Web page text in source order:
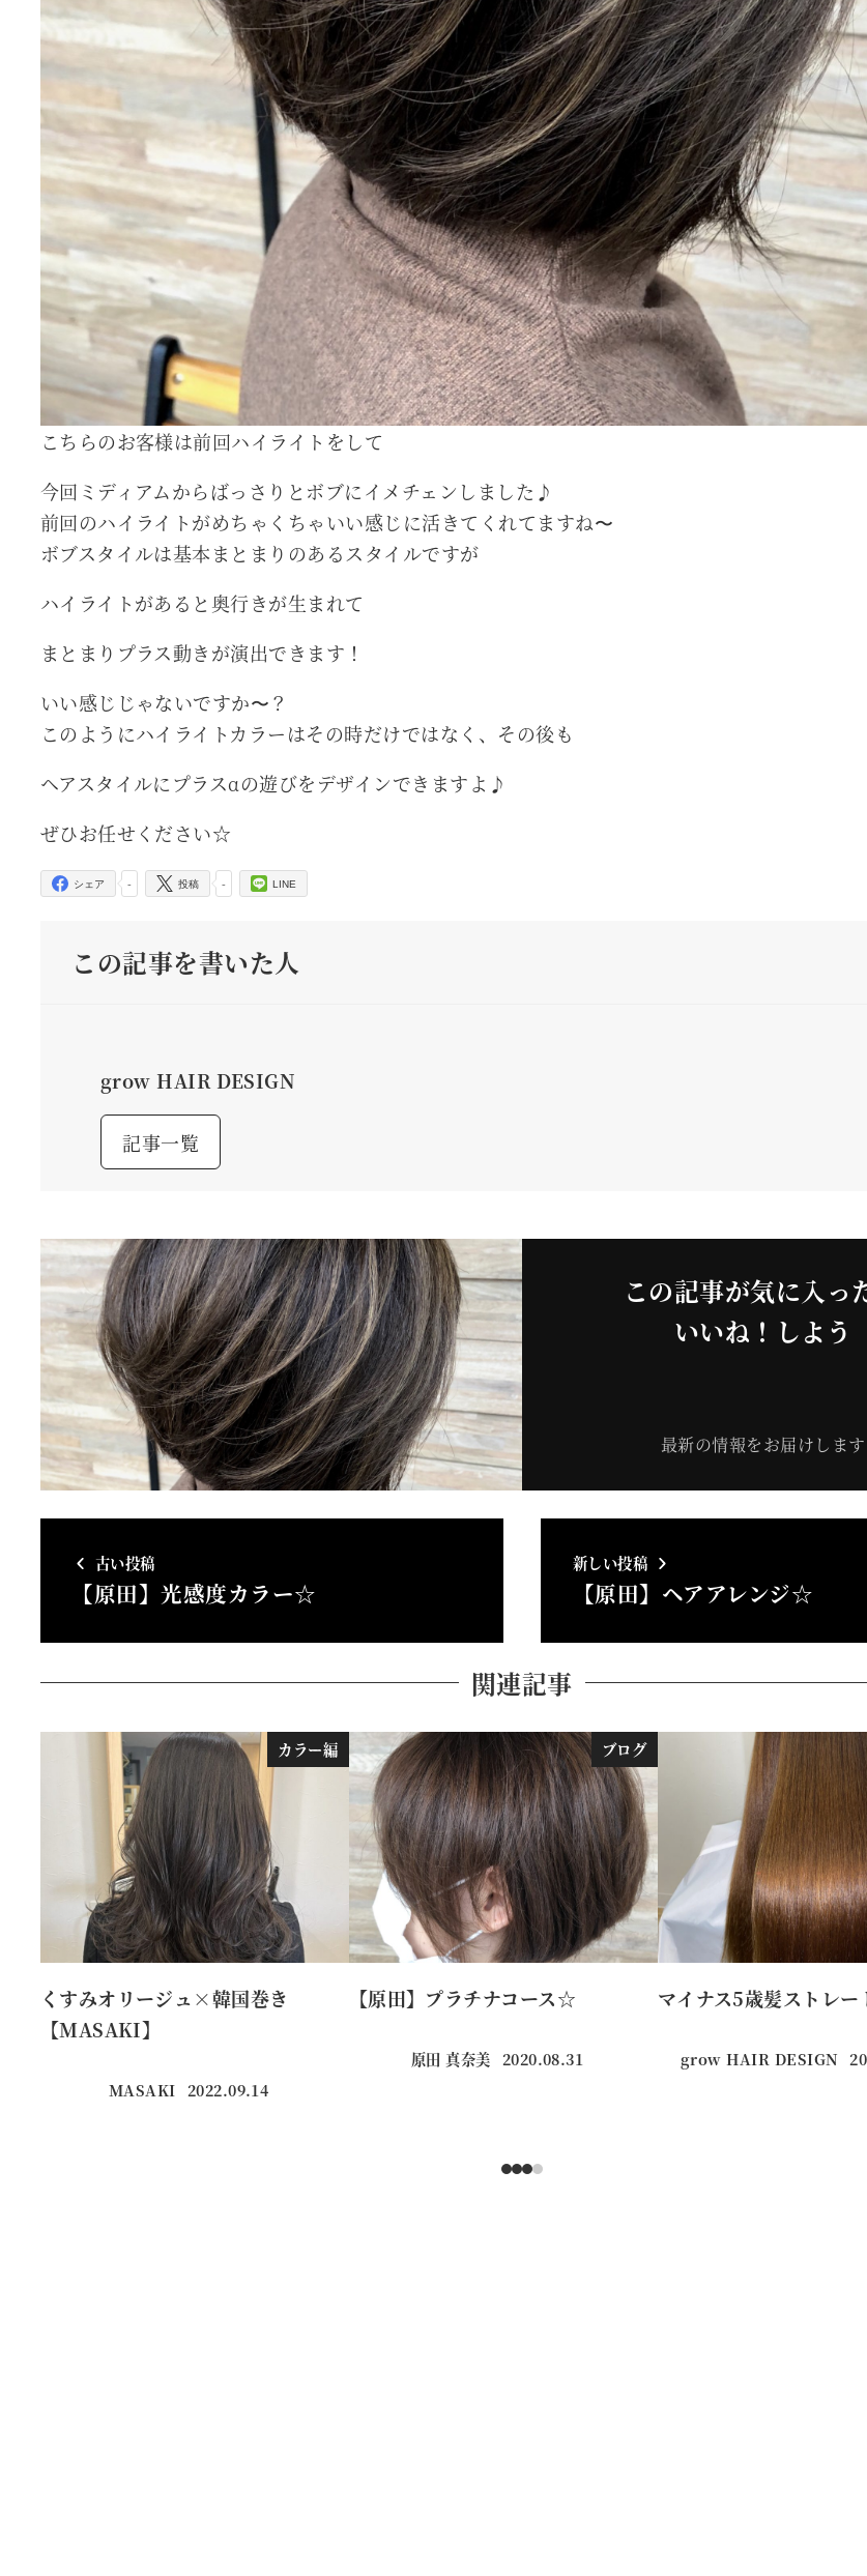
こちらのお客様は前回ハイライトをして
今回ミディアムからばっさりとボブにイメチェンしました♪
前回のハイライトがめちゃくちゃいい感じに活きてくれてますね〜
ボブスタイルは基本まとまりのあるスタイルですが
ハイライトがあると奥行きが生まれて
まとまりプラス動きが演出できます！
いい感じじゃないですか〜？
このようにハイライトカラーはその時だけではなく、その後も
ヘアスタイルにプラスαの遊びをデザインできますよ♪
ぜひお任せください☆
-
シェア -
投稿 LINE
この記事を書いた人
grow HAIR DESIGN
記事一覧
この記事が気に入っ
いいね！しよう
最新の情報をお届けします
古い投稿
【原田】光感度カラー☆
新しい投稿
【原田】ヘアアレンジ☆
関連記事
カラー編
くすみオリージュ×韓国巻き
【MASAKI】
MASAKI 投稿日
2022.09.14
ブログ
【原田】プラチナコース☆
原田 真奈美 投稿日
2020.08.31
マイナス5歳髪ストレー
grow HAIR DESIGN